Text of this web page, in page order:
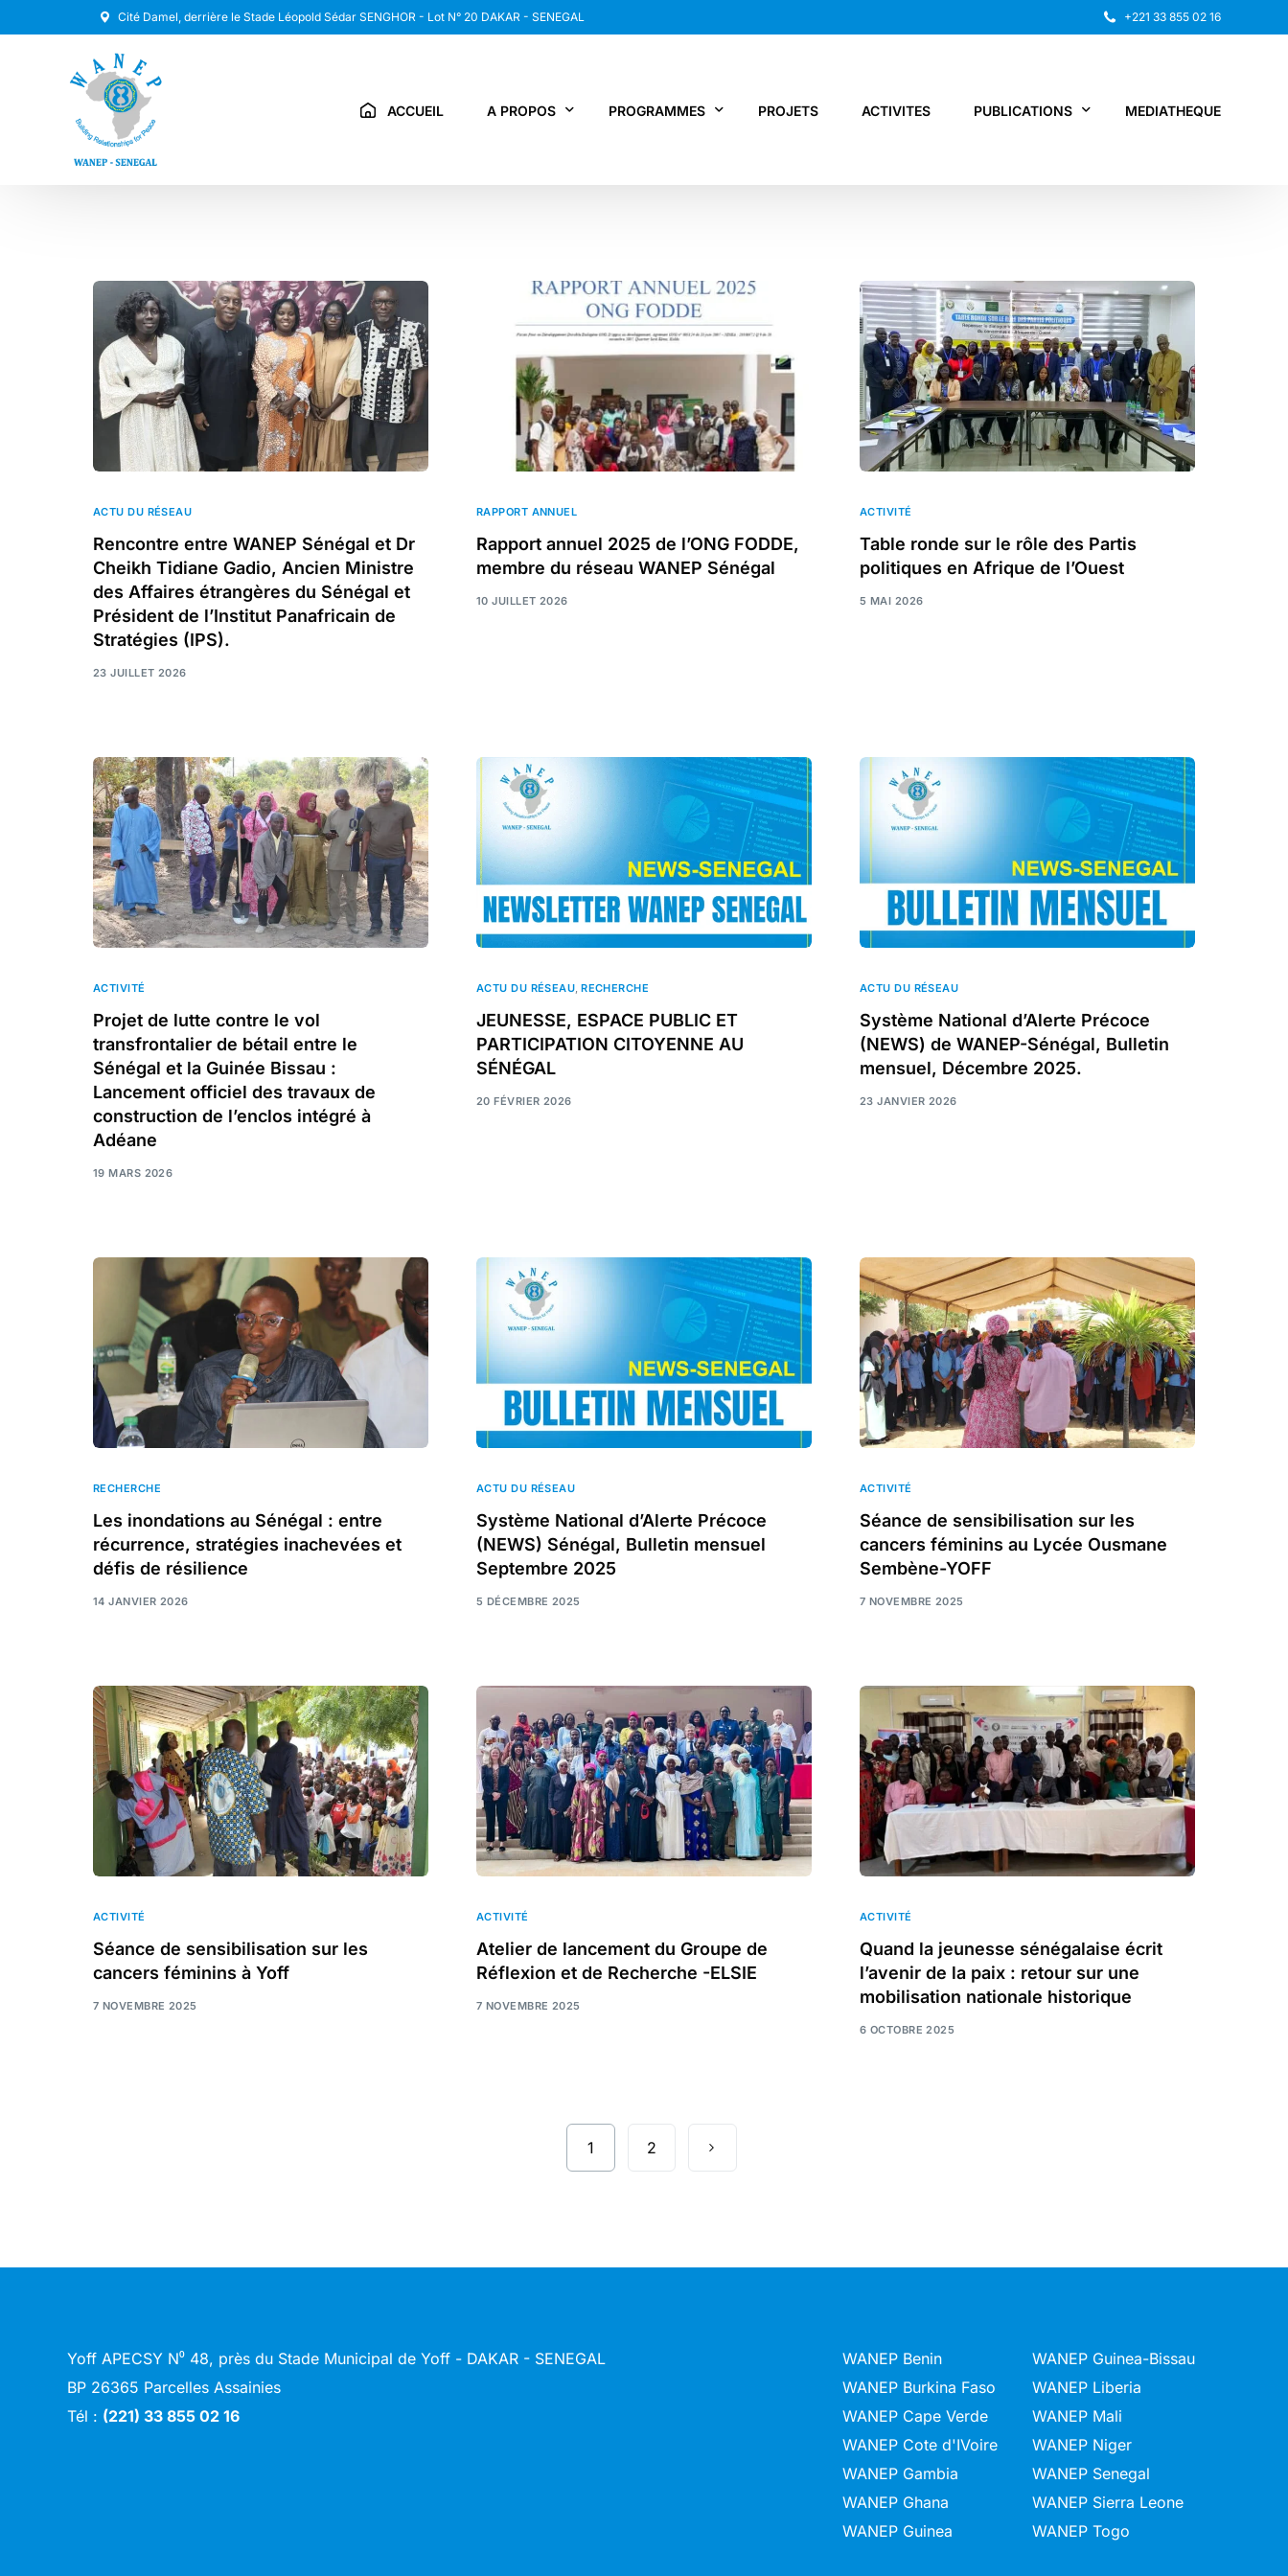
Cité Damel, derrière le Stade Léopold Sédar SENGHOR - Lot N° 20 DAKAR - SENEGAL +221 33 855 02 16
ACCUEIL A PROPOS PROGRAMMES
JPS / EPNV
FPS / WIPNET
EDBG
PROJETS ACTIVITES PUBLICATIONS
Autres publications
MEDIATHEQUE
ACTU DU RÉSEAU
Rencontre entre WANEP Sénégal et Dr
Cheikh Tidiane Gadio, Ancien Ministre
des Affaires étrangères du Sénégal et
Président de l’Institut Panafricain de
Stratégies (IPS).
23 JUILLET 2026
RAPPORT ANNUEL
Rapport annuel 2025 de l’ONG FODDE,
membre du réseau WANEP Sénégal
10 JUILLET 2026
ACTIVITÉ
Table ronde sur le rôle des Partis
politiques en Afrique de l’Ouest
5 MAI 2026
ACTIVITÉ
Projet de lutte contre le vol
transfrontalier de bétail entre le
Sénégal et la Guinée Bissau :
Lancement officiel des travaux de
construction de l’enclos intégré à
Adéane
19 MARS 2026
ACTU DU RÉSEAU,RECHERCHE
JEUNESSE, ESPACE PUBLIC ET
PARTICIPATION CITOYENNE AU
SÉNÉGAL
20 FÉVRIER 2026
ACTU DU RÉSEAU
Système National d’Alerte Précoce
(NEWS) de WANEP-Sénégal, Bulletin
mensuel, Décembre 2025.
23 JANVIER 2026
RECHERCHE
Les inondations au Sénégal : entre
récurrence, stratégies inachevées et
défis de résilience
14 JANVIER 2026
ACTU DU RÉSEAU
Système National d’Alerte Précoce
(NEWS) Sénégal, Bulletin mensuel
Septembre 2025
5 DÉCEMBRE 2025
ACTIVITÉ
Séance de sensibilisation sur les
cancers féminins au Lycée Ousmane
Sembène-YOFF
7 NOVEMBRE 2025
ACTIVITÉ
Séance de sensibilisation sur les
cancers féminins à Yoff
7 NOVEMBRE 2025
ACTIVITÉ
Atelier de lancement du Groupe de
Réflexion et de Recherche -ELSIE
7 NOVEMBRE 2025
ACTIVITÉ
Quand la jeunesse sénégalaise écrit
l’avenir de la paix : retour sur une
mobilisation nationale historique
6 OCTOBRE 2025
1 2
Yoff APECSY N⁰ 48, près du Stade Municipal de Yoff - DAKAR - SENEGAL
BP 26365 Parcelles Assainies
Tél : (221) 33 855 02 16
WANEP Benin
WANEP Burkina Faso
WANEP Cape Verde
WANEP Cote d'IVoire
WANEP Gambia
WANEP Ghana
WANEP Guinea
WANEP Guinea-Bissau
WANEP Liberia
WANEP Mali
WANEP Niger
WANEP Senegal
WANEP Sierra Leone
WANEP Togo